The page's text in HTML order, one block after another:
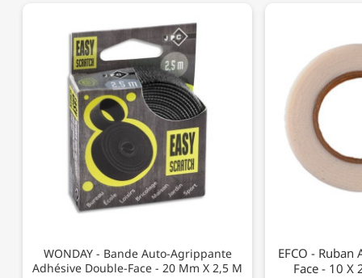
WONDAY - Bande Auto-Agrippante
Adhésive Double-Face - 20 Mm X 2,5 M
EFCO - Ruban
Face - 10 X